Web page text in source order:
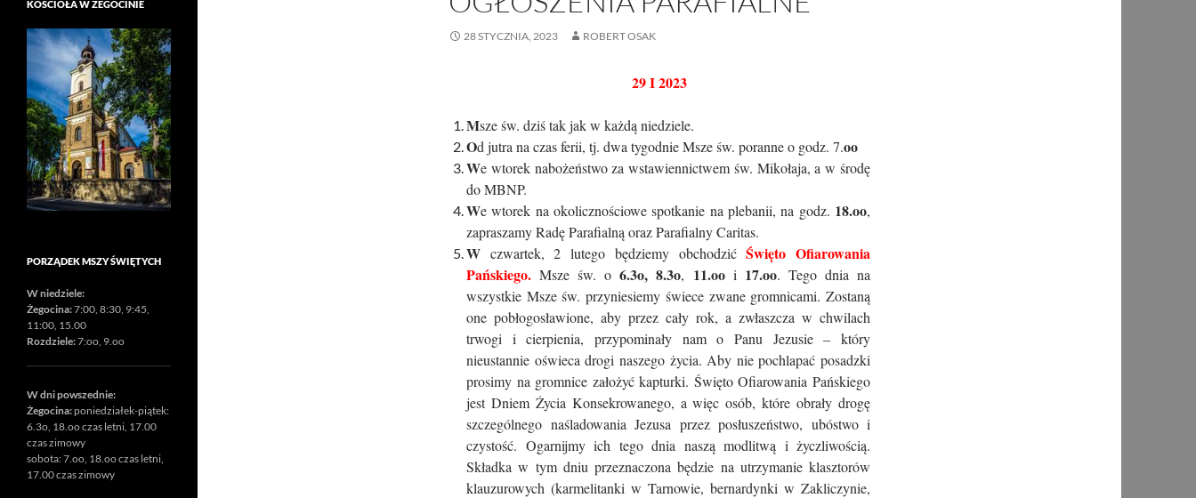
28 STYCZNIA, 2023 ROBERT OSAK
29 I 2023
Msze św. dziś tak jak w każdą niedziele.
Od jutra na czas ferii, tj. dwa tygodnie Msze św. poranne o godz. 7.oo
We wtorek nabożeństwo za wstawiennictwem św. Mikołaja, a w środę
do MBNP.
We wtorek na okolicznościowe spotkanie na plebanii, na godz. 18.oo,
zapraszamy Radę Parafialną oraz Parafialny Caritas.
W czwartek, 2 lutego będziemy obchodzićŚwięto Ofiarowania
Pańskiego. Msze św. o6.3o, 8.3o, 11.ooi 17.oo. Tego dnia na
wszystkie Msze św. przyniesiemy świece zwane gromnicami. Zostaną
one pobłogosławione, aby przez cały rok, a zwłaszcza w chwilach
trwogi i cierpienia, przypominały nam o Panu Jezusie – który
nieustannie oświeca drogi naszego życia. Aby nie pochlapać posadzki
prosimy na gromnice założyć kapturki. Święto Ofiarowania Pańskiego
jest Dniem Życia Konsekrowanego, a więc osób, które obrały drogę
szczególnego naśladowania Jezusa przez posłuszeństwo, ubóstwo i
czystość. Ogarnijmy ich tego dnia naszą modlitwą i życzliwością.
Składka w tym dniu przeznaczona będzie na utrzymanie klasztorów
klauzurowych (karmelitanki w Tarnowie, bernardynki w Zakliczynie,
KOŚCIOŁA W ŻEGOCINIE
PORZĄDEK MSZY ŚWIĘTYCH
W niedziele:
Żegocina:7:00, 8:30, 9:45,
11:00, 15.00
Rozdziele:7:oo, 9.oo
W dni powszednie:
Żegocina: poniedziałek-piątek:
6.3o, 18.oo czas letni, 17.00
czas zimowy
sobota: 7.oo, 18.oo czas letni,
17.00 czas zimowy